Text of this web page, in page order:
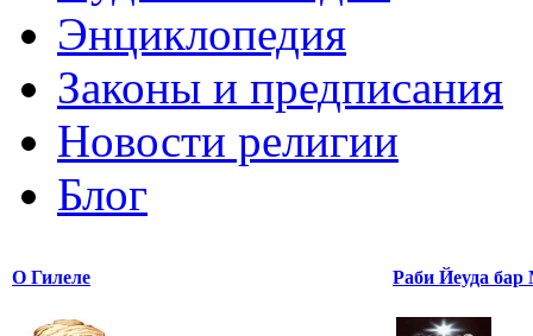
Энциклопедия
Законы и предписания
Новости религии
Блог
О Гилеле Раби Йеуда